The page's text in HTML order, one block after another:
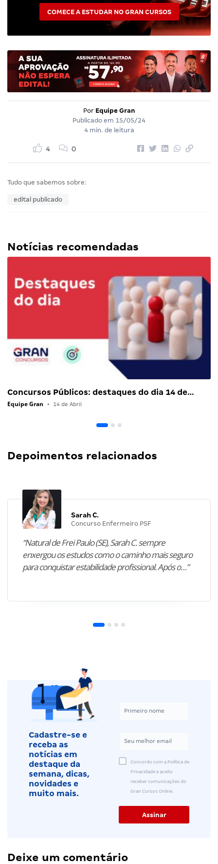
COMECE A ESTUDAR NO GRAN CURSOS
Por Equipe Gran
Publicado em 15/05/24
4 min. de leitura
4 0
Tudo que sabemos sobre:
edital publicado
Notícias recomendadas
Concursos Públicos: destaques do dia 14 de…
Equipe Gran • 14 de Abril
Depoimentos relacionados
Sarah C.
Concurso Enfermeiro PSF
“Natural de Frei Paulo (SE), Sarah C. sempre
enxergou os estudos como o caminho mais seguro
para conquistar estabilidade profissional. Após o…”
Cadastre-se e
receba as
notícias em
destaque da
semana, dicas,
novidades e
muito mais.
Concordo com a Política de
Privacidade e aceito
receber comunicações do
Gran Cursos Online.
Deixe um comentário